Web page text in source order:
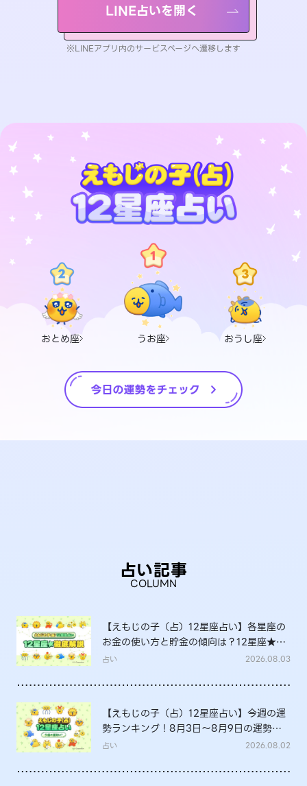
LINE占いを開く
※LINEアプリ内のサービスページへ遷移します
おとめ座 うお座 おうし座
占い記事
COLUMN
【えもじの子（占）12星座占い】各星座の
お金の使い方と貯金の傾向は？12星座★徹
底解説
占い 2026.08.03
【えもじの子（占）12星座占い】今週の運
勢ランキング！8月3日～8月9日の運勢
は？
占い 2026.08.02